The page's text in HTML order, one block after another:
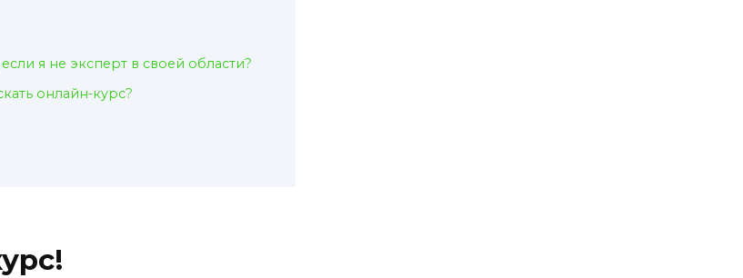
я не эксперт в своей области?
онлайн-курс?